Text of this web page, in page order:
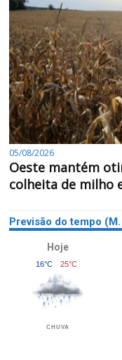
05/08/2026
Oeste mantém
colheita de milho
Previsão do tempo
Hoje
16°C 25°C
CHUVA